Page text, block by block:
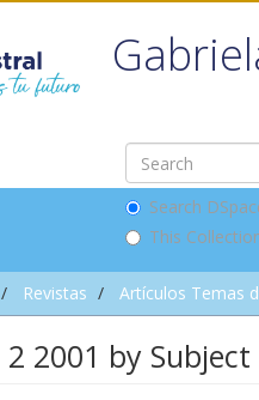
Search
This
Revistas Artículos Temas
2001 by